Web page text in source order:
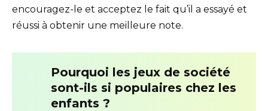
encouragez-le et acceptez le fait qu’il a essayé et
réussi à obtenir une meilleure note.
Pourquoi les jeux de société
sont-ils si populaires chez les
enfants ?